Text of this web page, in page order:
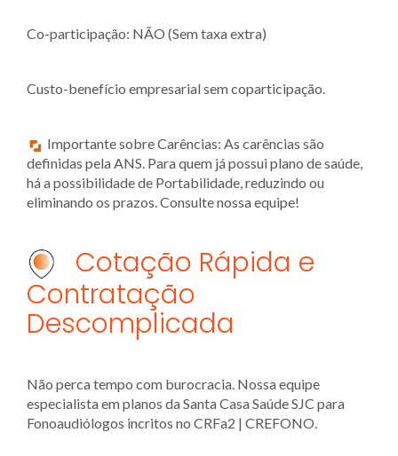
Co-participação: NÃO (Sem taxa extra)
Custo-benefício empresarial sem coparticipação.
Importante sobre Carências: As carências são
definidas pela ANS. Para quem já possui plano de saúde,
há a possibilidade de Portabilidade, reduzindo ou
eliminando os prazos. Consulte nossa equipe!
Cotação Rápida e
Contratação
Descomplicada
Não perca tempo com burocracia. Nossa equipe
especialista em planos da Santa Casa Saúde SJC para
Fonoaudiólogos incritos no CRFa2 | CREFONO.